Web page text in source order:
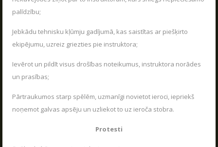
palīdzību;
Jebkādu tehnisku kļūmju gadījumā, kas saistītas ar piešķirto
ekipējumu, uzreiz griezties pie instruktora;
Ievērot un pildīt visus drošības noteikumus, instruktora norādes
un prasības;
Pārtraukumos starp spēlēm, uzmanīgi novietot ieroci, iepriekš
noņemot galvas apsēju un uzliekot to uz ieroča stobra.
Protesti